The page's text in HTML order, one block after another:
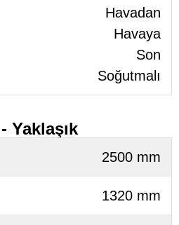
Havadan
Havaya
Son
Soğutmalı
Yaklaşık
2500 mm
1320 mm